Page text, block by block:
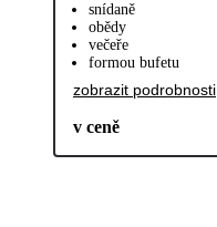
snídaně
obědy
večeře
formou bufetu
zobrazit podrobnosti
v ceně